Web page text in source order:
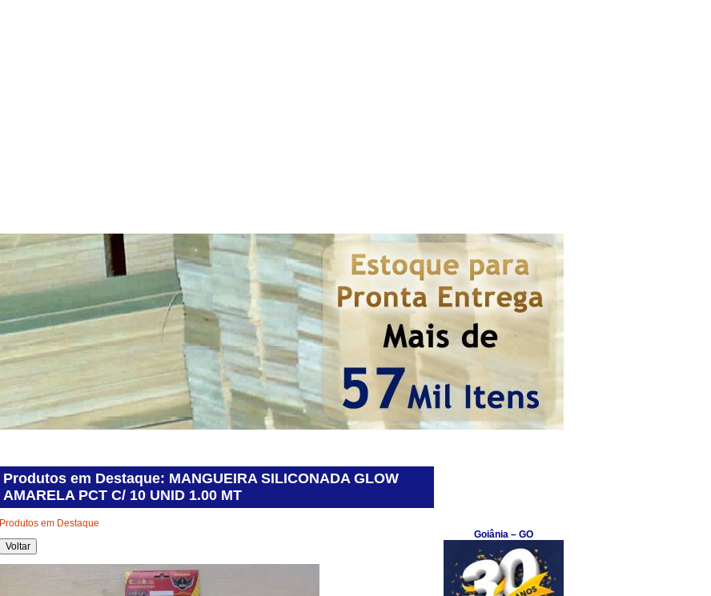
Produtos em Destaque: MANGUEIRA SILICONADA GLOW
AMARELA PCT C/ 10 UNID 1.00 MT
Produtos em Destaque
Goiânia – GO